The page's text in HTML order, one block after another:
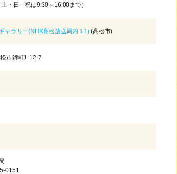
・日・祝は9:30～16:00まで）
ャラリー(NHK高松放送局内１F) (高松市)
市錦町1-12-7
0151